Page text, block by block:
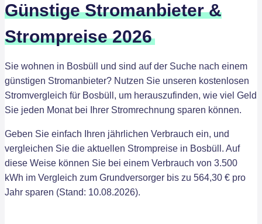
Günstige Stromanbieter &
Strompreise 2026
Sie wohnen in Bosbüll und sind auf der Suche nach einem
günstigen Stromanbieter? Nutzen Sie unseren kostenlosen
Stromvergleich für Bosbüll, um herauszufinden, wie viel Geld
Sie jeden Monat bei Ihrer Stromrechnung sparen können.
Geben Sie einfach Ihren jährlichen Verbrauch ein, und
vergleichen Sie die aktuellen Strompreise in Bosbüll. Auf
diese Weise können Sie bei einem Verbrauch von 3.500
kWh im Vergleich zum Grundversorger bis zu 564,30 € pro
Jahr sparen (Stand: 10.08.2026).